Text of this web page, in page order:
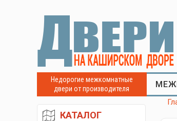
Недорогие межкомнатные
двери от производителя
КАТАЛОГ